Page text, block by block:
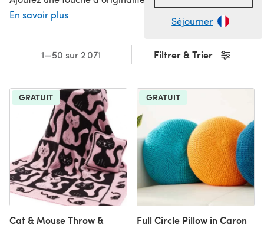
Séjourner
En savoir plus
Filtrer & Trier
1—50 sur 2 071
GRATUIT
Cat & Mouse Throw &
GRATUIT
Full Circle Pillow in Caron